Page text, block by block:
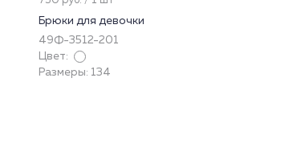
Брюки для девочки
49Ф-3512-201
Цвет:
Размеры: 134